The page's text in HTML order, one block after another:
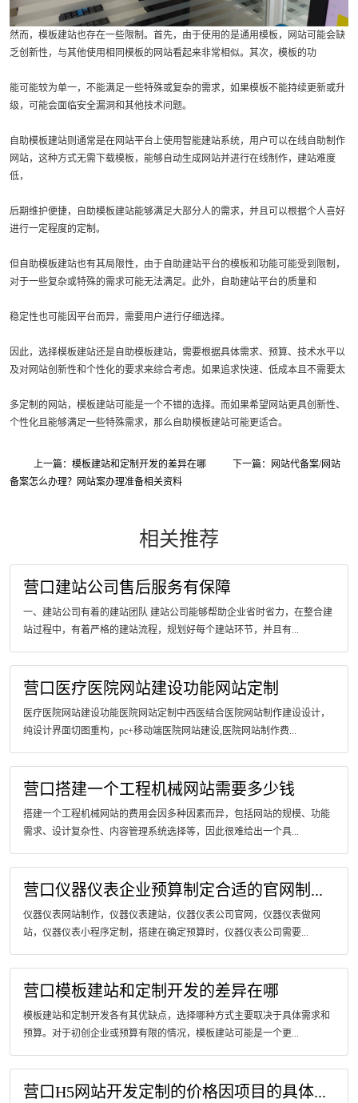
然而，模板建站也存在一些限制。首先，由于使用的是通用模板，网站可能会缺
乏创新性，与其他使用相同模板的网站看起来非常相似。其次，模板的功
能可能较为单一，不能满足一些特殊或复杂的需求，如果模板不能持续更新或升
级，可能会面临安全漏洞和其他技术问题。
自助模板建站则通常是在网站平台上使用智能建站系统，用户可以在线自助制作
网站，这种方式无需下载模板，能够自动生成网站并进行在线制作，建站难度
低，
后期维护便捷，自助模板建站能够满足大部分人的需求，并且可以根据个人喜好
进行一定程度的定制。
但自助模板建站也有其局限性，由于自助建站平台的模板和功能可能受到限制，
对于一些复杂或特殊的需求可能无法满足。此外，自助建站平台的质量和
稳定性也可能因平台而异，需要用户进行仔细选择。
因此，选择模板建站还是自助模板建站，需要根据具体需求、预算、技术水平以
及对网站创新性和个性化的要求来综合考虑。如果追求快速、低成本且不需要太
多定制的网站，模板建站可能是一个不错的选择。而如果希望网站更具创新性、
个性化且能够满足一些特殊需求，那么自助模板建站可能更适合。
上一篇：模板建站和定制开发的差异在哪
下一篇：网站代备案/网站
备案怎么办理？网站案办理准备相关资料
相关推荐
营口建站公司售后服务有保障
一、建站公司有着的建站团队 建站公司能够帮助企业省时省力，在整合建
站过程中，有着严格的建站流程，规划好每个建站环节，并且有...
营口医疗医院网站建设功能网站定制
医疗医院网站建设功能医院网站定制中西医结合医院网站制作建设设计，
纯设计界面切图重构，pc+移动端医院网站建设,医院网站制作费...
营口搭建一个工程机械网站需要多少钱
搭建一个工程机械网站的费用会因多种因素而异，包括网站的规模、功能
需求、设计复杂性、内容管理系统选择等，因此很难给出一个具...
营口仪器仪表企业预算制定合适的官网制...
仪器仪表网站制作，仪器仪表建站，仪器仪表公司官网，仪器仪表做网
站，仪器仪表小程序定制，搭建在确定预算时，仪器仪表公司需要...
营口模板建站和定制开发的差异在哪
模板建站和定制开发各有其优缺点，选择哪种方式主要取决于具体需求和
预算。对于初创企业或预算有限的情况，模板建站可能是一个更...
营口H5网站开发定制的价格因项目的具体...